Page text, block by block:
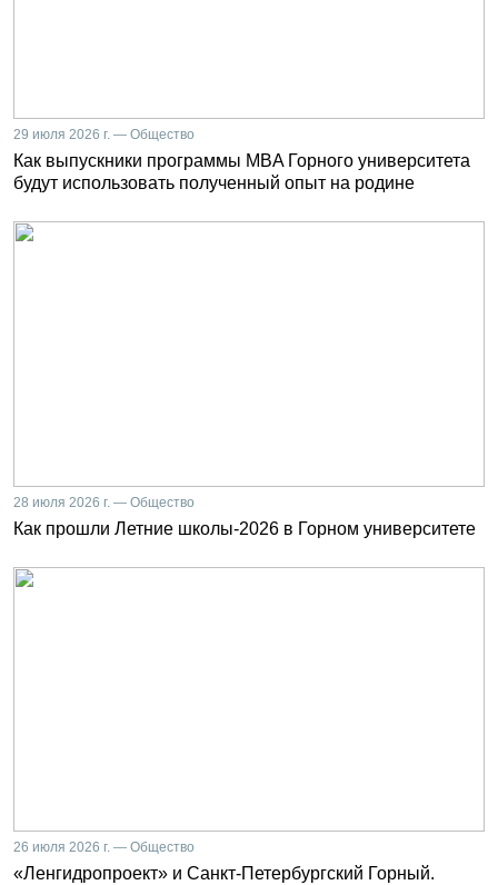
29 июля 2026 г. — Общество
Как выпускники программы MBA Горного университета
будут использовать полученный опыт на родине
28 июля 2026 г. — Общество
Как прошли Летние школы-2026 в Горном университете
26 июля 2026 г. — Общество
«Ленгидропроект» и Санкт-Петербургский Горный.